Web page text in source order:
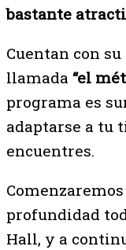
bastante
Cuentan con
llamada “el
programa es
adaptarse a tu
encuentres.
profundidad
Hall, y a